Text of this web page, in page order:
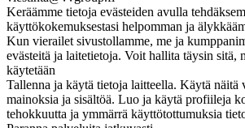
Keräämme tietoja evästeiden avulla
käyttökokemuksestasi helpomman ja
Kun vierailet sivustollamme, me ja
evästeitä ja laitetietoja. Voit hallita täysin sitä,
käytetään
Tallenna ja käytä tietoja laitteella. Käytä näitä
mainoksia ja sisältöä. Luo ja käytä profiileja
tehokkuutta ja ymmärrä käyttötottumuksia